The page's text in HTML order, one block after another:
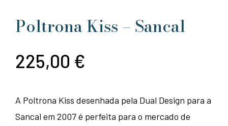
Poltrona Kiss – Sancal
225,00 €
A Poltrona Kiss desenhada pela Dual Design para a
Sancal em 2007 é perfeita para o mercado de